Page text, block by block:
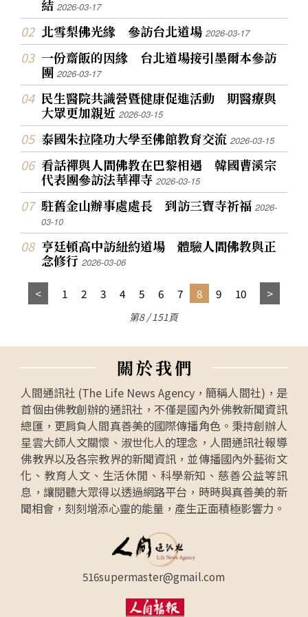
結2026-03-17
北雪梨佛光緣 參訪台北道場2026-03-17
一份齋飯的因緣 台北道場接引墨爾本參訪
團2026-03-17
民生醫院共識營暨健康促進活動 期醫療與
大眾更加親近2026-03-15
泰國朱拉隆功大學至佛館教育交流2026-03-15
看話禪與人間佛教在巴黎相遇 韓國曹溪宗
代表團參訪法華禪寺2026-03-15
駐舊金山辦事處處長 到訪三寶寺祈福2026-
03-10
亨廷頓高中訪紐約道場 體驗人間佛教與正
念修行2026-03-06
1 2 3 4 5 6 7 8 9 10
第8 / 151頁
關於我們
人間通訊社 (The Life News Agency，簡稱人間社)，是
首個由佛教創辦的通訊社，不僅是國內外佛教新聞資訊
總匯，更肩負人間真善美的國際傳播角色。秉持創辦人
星雲大師人文關懷、淑世化人的理念，人間通訊社報導
佛教界以及各宗教界的新聞資訊，並傳播國內外藝術文
化、教育人文、生活休閒、科學新知、慈善公益等訊
息，讓閱聽大眾得以透過網路平台，時時與真善美的新
聞相會，刻刻增添心靈的能量，產生正面積極影響力。
516supermaster@gmail.com